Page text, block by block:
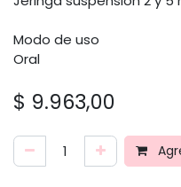
Modo de uso
Oral
$ 9.963,00